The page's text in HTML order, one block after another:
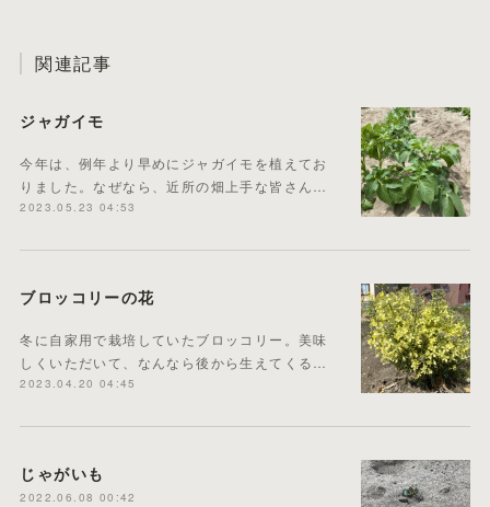
関連記事
ジャガイモ
今年は、例年より早めにジャガイモを植えてお
りました。なぜなら、近所の畑上手な皆さん…
2023.05.23 04:53
ブロッコリーの花
冬に自家用で栽培していたブロッコリー。美味
しくいただいて、なんなら後から生えてくる…
2023.04.20 04:45
じゃがいも
2022.06.08 00:42